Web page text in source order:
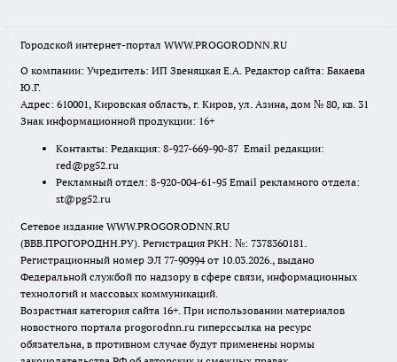
Городской интернет-портал WWW.PROGORODNN.RU
О компании: Учредитель: ИП Звеняцкая Е.А. Редактор сайта: Бакаева
Ю.Г.
Адрес: 610001, Кировская область, г. Киров, ул. Азина, дом № 80, кв. 31
Знак информационной продукции: 16+
Контакты: Редакция: 8-927-669-90-87 Email редакции:
red@pg52.ru
Рекламный отдел: 8-920-004-61-95 Email рекламного отдела:
st@pg52.ru
Сетевое издание WWW.PROGORODNN.RU
(ВВВ.ПРОГОРОДНН.РУ). Регистрация РКН: №: 7378360181.
Регистрационный номер ЭЛ 77-90994 от 10.03.2026., выдано
Федеральной службой по надзору в сфере связи, информационных
технологий и массовых коммуникаций.
Возрастная категория сайта 16+. При использовании материалов
новостного портала progorodnn.ru гиперссылка на ресурс
обязательна, в противном случае будут применены нормы